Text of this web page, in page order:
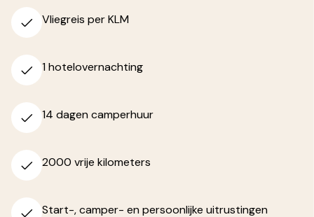
Vliegreis per KLM
1 hotelovernachting
14 dagen camperhuur
2000 vrije kilometers
Start-, camper- en persoonlijke uitrustingen